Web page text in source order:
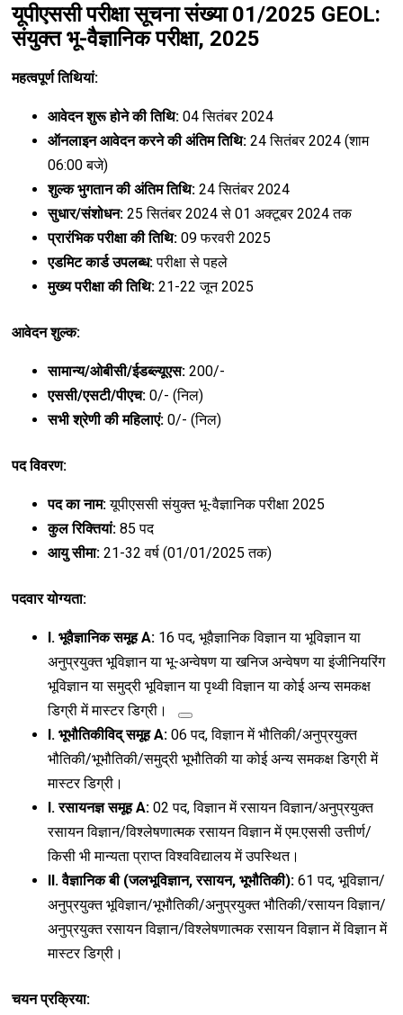
यूपीएससी परीक्षा सूचना संख्या 01/2025 GEOL:
संयुक्त भू-वैज्ञानिक परीक्षा, 2025
महत्वपूर्ण तिथियां:
आवेदन शुरू होने की तिथि: 04 सितंबर 2024
ऑनलाइन आवेदन करने की अंतिम तिथि: 24 सितंबर 2024 (शाम
06:00 बजे)
शुल्क भुगतान की अंतिम तिथि: 24 सितंबर 2024
सुधार/संशोधन: 25 सितंबर 2024 से 01 अक्टूबर 2024 तक
प्रारंभिक परीक्षा की तिथि: 09 फरवरी 2025
एडमिट कार्ड उपलब्ध:परीक्षा से पहले
मुख्य परीक्षा की तिथि: 21-22 जून 2025
आवेदन शुल्क:
सामान्य/ओबीसी/ईडब्ल्यूएस: ₹200/-
एससी/एसटी/पीएच: 0/- (निल)
सभी श्रेणी की महिलाएं: 0/- (निल)
पद विवरण:
पद का नाम:यूपीएससी संयुक्त भू-वैज्ञानिक परीक्षा 2025
कुल रिक्तियां: 85 पद
आयु सीमा: 21-32 वर्ष (01/01/2025 तक)
पदवार योग्यता:
I. भूवैज्ञानिक समूह A: 16 पद,भूवैज्ञानिक विज्ञान या भूविज्ञान या
अनुप्रयुक्त भूविज्ञान या भू-अन्वेषण या खनिज अन्वेषण या इंजीनियरिंग
भूविज्ञान या समुद्री भूविज्ञान या पृथ्वी विज्ञानया कोई अन्य समकक्ष
डिग्री में मास्टर डिग्री।
I. भूभौतिकीविद् समूह A: 06 पद, विज्ञान में भौतिकी/अनुप्रयुक्त
भौतिकी/भूभौतिकी/समुद्री भूभौतिकी या कोई अन्य समकक्ष डिग्री में
मास्टर डिग्री।
I. रसायनज्ञ समूह A: 02 पद, विज्ञान में रसायन विज्ञान/अनुप्रयुक्त
रसायन विज्ञान/विश्लेषणात्मक रसायन विज्ञान में एम.एससी उत्तीर्ण/
किसी भी मान्यता प्राप्त विश्वविद्यालय में उपस्थित।
II. वैज्ञानिक बी (जलभूविज्ञान, रसायन, भूभौतिकी): 61 पद, भूविज्ञान/
अनुप्रयुक्त भूविज्ञान/भूभौतिकी/अनुप्रयुक्त भौतिकी/रसायन विज्ञान/
अनुप्रयुक्त रसायन विज्ञान/विश्लेषणात्मक रसायन विज्ञान में विज्ञान में
मास्टर डिग्री।
चयन प्रक्रिया: